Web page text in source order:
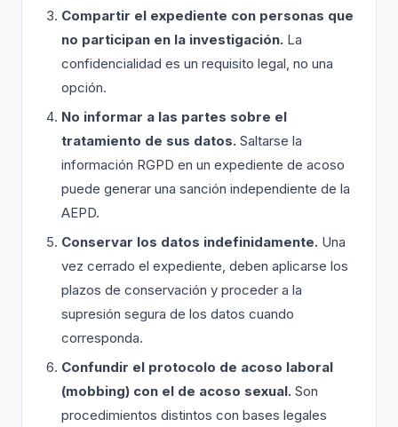
Compartir el expediente con personas que
no participan en la investigación. La
confidencialidad es un requisito legal, no una
opción.
No informar a las partes sobre el
tratamiento de sus datos. Saltarse la
información RGPD en un expediente de acoso
puede generar una sanción independiente de la
AEPD.
Conservar los datos indefinidamente. Una
vez cerrado el expediente, deben aplicarse los
plazos de conservación y proceder a la
supresión segura de los datos cuando
corresponda.
Confundir el protocolo de acoso laboral
(mobbing) con el de acoso sexual. Son
procedimientos distintos con bases legales